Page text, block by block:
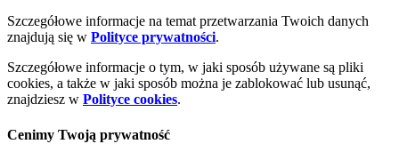
Szczegółowe informacje na temat przetwarzania Twoich danych
znajdują się w Polityce prywatności.
Szczegółowe informacje o tym, w jaki sposób używane są pliki
cookies, a także w jaki sposób można je zablokować lub usunąć,
znajdziesz w Polityce cookies.
Cenimy Twoją prywatność